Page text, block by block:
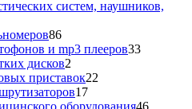
товаров
систем, наушников,
8686
товаров
и mp3 плееров3333
дисков2
товара
приставок22
1717
товаров
46